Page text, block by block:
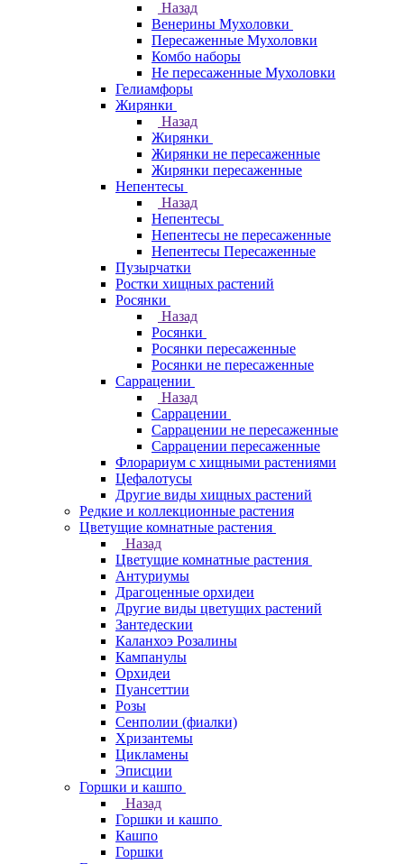
Назад
Венерины Мухоловки
Пересаженные Мухоловки
Комбо наборы
Не пересаженные Мухоловки
Гелиамфоры
Жирянки
Назад
Жирянки
Жирянки не пересаженные
Жирянки пересаженные
Непентесы
Назад
Непентесы
Непентесы не пересаженные
Непентесы Пересаженные
Пузырчатки
Ростки хищных растений
Росянки
Назад
Росянки
Росянки пересаженные
Росянки не пересаженные
Саррацении
Назад
Саррацении
Саррацении не пересаженные
Саррацении пересаженные
Флорариум с хищными растениями
Цефалотусы
Другие виды хищных растений
Редкие и коллекционные растения
Цветущие комнатные растения
Назад
Цветущие комнатные растения
Антуриумы
Драгоценные орхидеи
Другие виды цветущих растений
Зантедескии
Каланхоэ Розалины
Кампанулы
Орхидеи
Пуансеттии
Розы
Сенполии (фиалки)
Хризантемы
Цикламены
Эписции
Горшки и кашпо
Назад
Горшки и кашпо
Кашпо
Горшки